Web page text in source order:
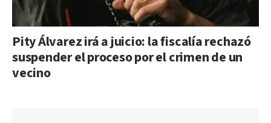
Pity Álvarez irá a juicio: la fiscalía rechazó
suspender el proceso por el crimen de un
vecino